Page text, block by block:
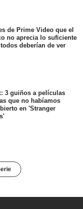
de Prime Video que el
no aprecia lo suficiente
deberían de ver
3 guiños a películas
que no habíamos
en 'Stranger